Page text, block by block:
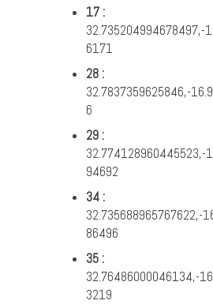
17 :
32.735204994678497,-
6171
28 :
32.7837359625846,-
6
29 :
32.774128960445523,-
94692
34 :
32.735688965767622,-
86496
35 :
32.76486000046134,-
3219